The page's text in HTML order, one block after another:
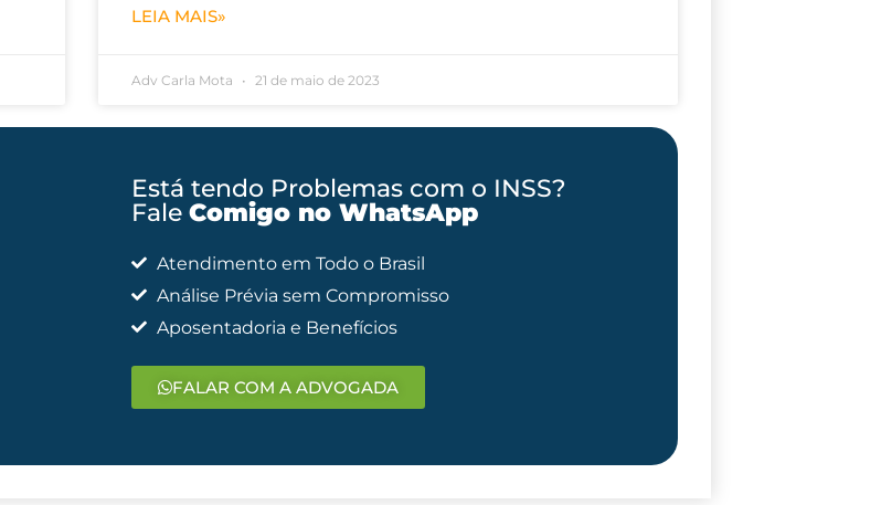
LEIA MAIS»
Adv Carla Mota 21 de maio de 2023
Está tendo Problemas com o INSS?
Fale Comigo no WhatsApp
Atendimento em Todo o Brasil
Análise Prévia sem Compromisso
Aposentadoria e Benefícios
FALAR COM A ADVOGADA